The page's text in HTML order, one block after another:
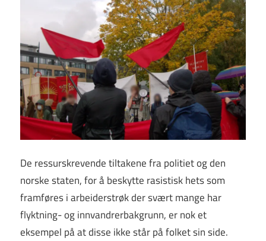
De ressurskrevende tiltakene fra politiet og den
norske staten, for å beskytte rasistisk hets som
framføres i arbeiderstrøk der svært mange har
flyktning- og innvandrerbakgrunn, er nok et
eksempel på at disse ikke står på folket sin side.